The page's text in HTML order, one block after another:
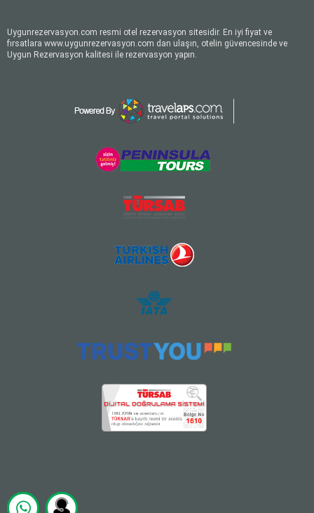
Uygunrezervasyon.com resmi otel rezervasyon sitesidir. En iyi fiyat ve
fırsatlara www.uygunrezervasyon.com dan ulaşın, otelin güvencesinde ve
Uygun Rezervasyon kalitesi ile rezervasyon yapın.